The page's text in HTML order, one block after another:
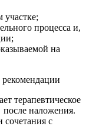
участке;
процесса и,
на
терапевтическое
после наложения.
сочетания с